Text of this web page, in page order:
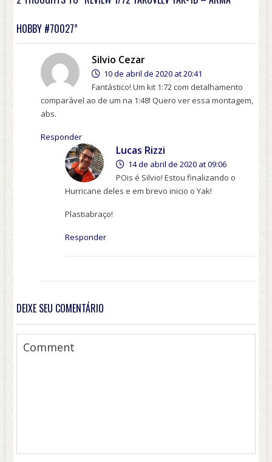
HOBBY #70027”
Silvio Cezar
10 de abril de 2020 at 20:41
Fantástico! Um kit 1:72 com detalhamento
comparável ao de um na 1:48! Quero ver essa montagem,
abs.
Responder
Lucas Rizzi
14 de abril de 2020 at 09:06
POis é Silvio! Estou finalizando o
Hurricane deles e em brevo inicio o Yak!
Plastiabraço!
Responder
DEIXE SEU COMENTÁRIO